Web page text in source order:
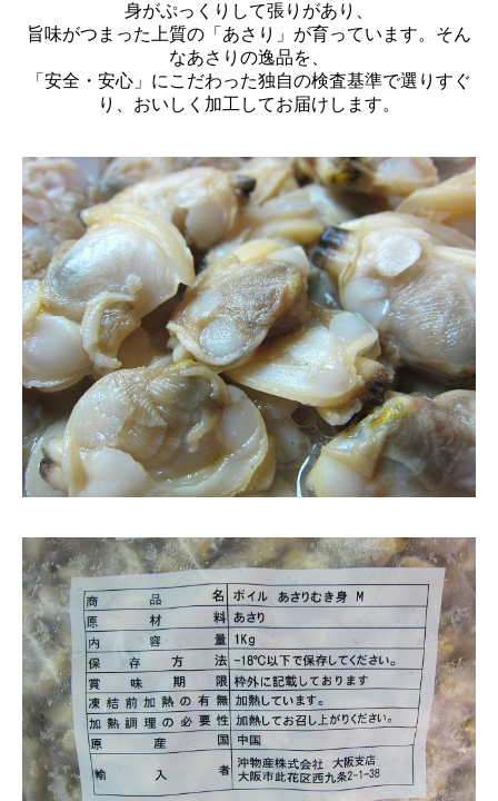
身がぷっくりして張りがあり、
旨味がつまった上質の「あさり」が育っています。そん
なあさりの逸品を、
「安全・安心」にこだわった独自の検査基準で選りすぐ
り、おいしく加工してお届けします。